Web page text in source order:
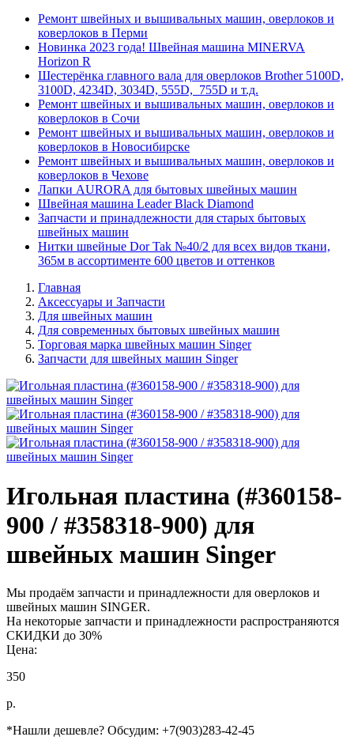
Ремонт швейных и вышивальных машин, оверлоков и
коверлоков в Перми
Новинка 2023 года! Швейная машина MINERVA
Horizon R
Шестерёнка главного вала для оверлоков Brother 5100D,
3100D, 4234D, 3034D, 555D, 755D и т.д.
Ремонт швейных и вышивальных машин, оверлоков и
коверлоков в Сочи
Ремонт швейных и вышивальных машин, оверлоков и
коверлоков в Новосибирске
Ремонт швейных и вышивальных машин, оверлоков и
коверлоков в Чехове
Лапки AURORA для бытовых швейных машин
Швейная машина Leader Black Diamond
Запчасти и принадлежности для старых бытовых
швейных машин
Нитки швейные Dor Tak №40/2 для всех видов ткани,
365м в ассортименте 600 цветов и оттенков
Главная
Аксессуары и Запчасти
Для швейных машин
Для современных бытовых швейных машин
Торговая марка швейных машин Singer
Запчасти для швейных машин Singer
Игольная пластина (#360158-
900 / #358318-900) для
швейных машин Singer
Мы продаём запчасти и принадлежности для оверлоков и
швейных машин SINGER.
На некоторые запчасти и принадлежности распространяются
СКИДКИ до 30%
Цена:
350
р.
*Нашли дешевле? Обсудим: +7(903)283-42-45